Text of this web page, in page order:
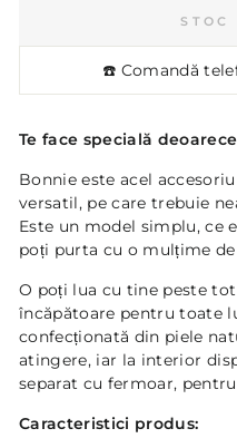
STOC
☎️ Comandă
Te face specială deoarece
Bonnie este acel
versatil, pe care trebuie
Este un model simplu, ce
poți purta cu o mulțime
O poți lua cu tine peste
încăpătoare pentru toate
confecționată din piele
atingere, iar la interior
separat cu fermoar,
Caracteristici produs: